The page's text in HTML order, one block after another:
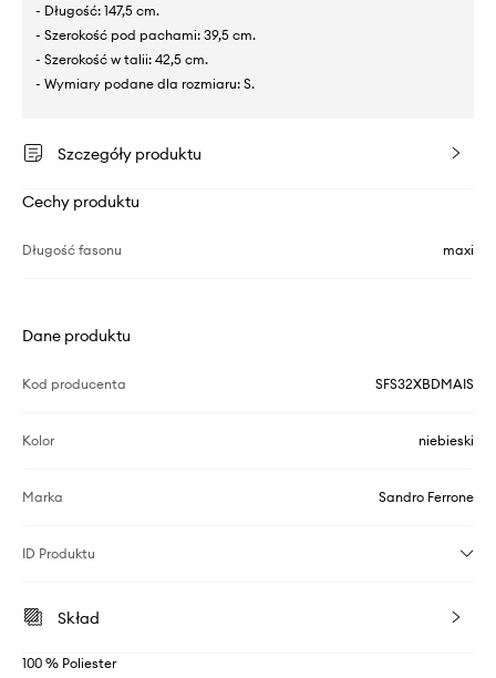
- Długość: 147,5 cm.
- Szerokość pod pachami: 39,5 cm.
- Szerokość w talii: 42,5 cm.
- Wymiary podane dla rozmiaru: S.
Szczegóły produktu
Cechy produktu
Długość fasonu maxi
Dane produktu
Kod producenta SFS32XBDMAIS
Kolor niebieski
Marka Sandro Ferrone
ID Produktu
Skład
100 % Poliester